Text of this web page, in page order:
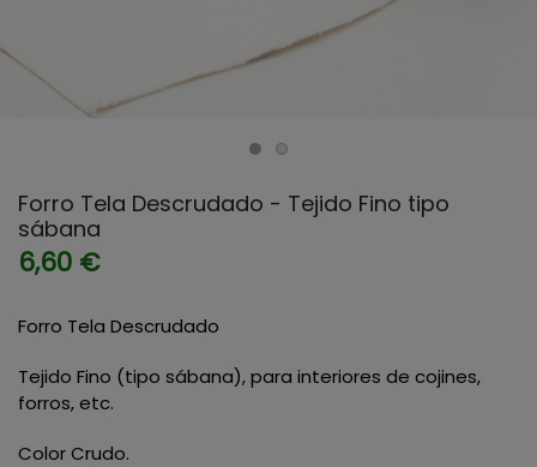
Forro Tela Descrudado - Tejido Fino tipo
sábana
6,60 €
Forro Tela Descrudado
Tejido Fino (tipo sábana), para interiores de cojines,
forros, etc.
Color Crudo.